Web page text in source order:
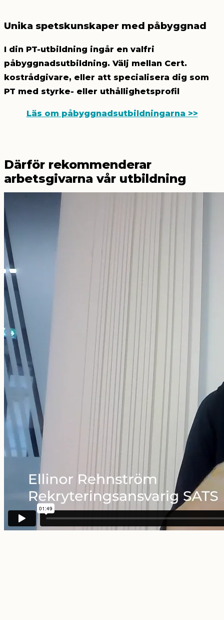
Unika spetskunskaper med påbyggnad
I din PT-utbildning ingår en valfri
påbyggnadsutbildning. Välj mellan Cert.
kostrådgivare, eller att specialisera dig som
PT med styrke- eller uthållighetsprofil
Läs om påbyggnadsutbildningarna >>
Därför rekommenderar
arbetsgivarna vår utbildning